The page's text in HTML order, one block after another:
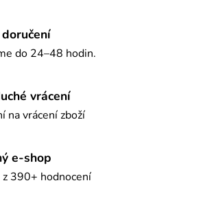
do 24–48 hodin.
vrácení
na vrácení zboží
e-shop
390+ hodnocení